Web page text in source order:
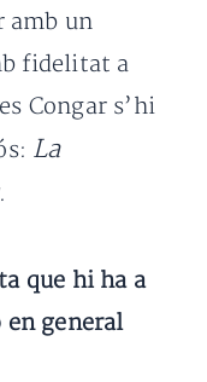
amb un
fidelitat a
Congar s’hi
La
.
que hi ha a
general